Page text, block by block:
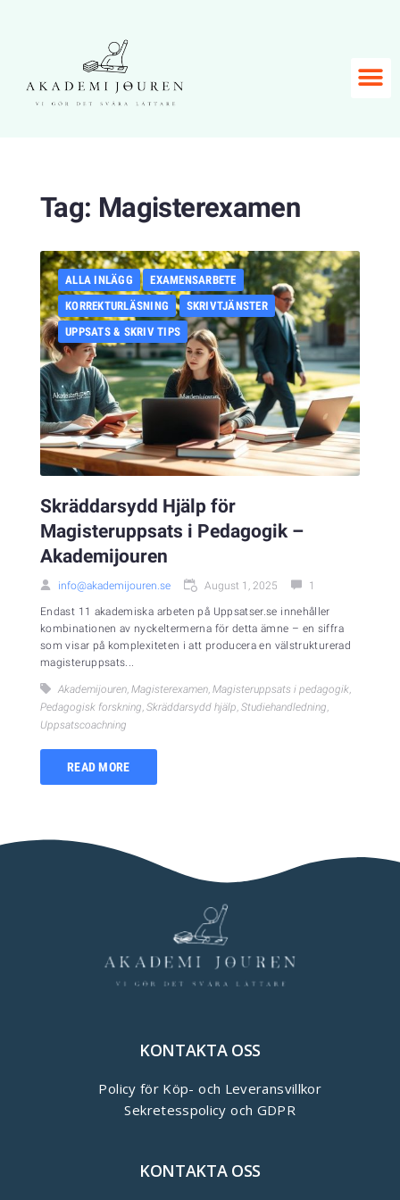
Tag: Magisterexamen
ALLA INLÄGG
EXAMENSARBETE
KORREKTURLÄSNING
SKRIVTJÄNSTER
UPPSATS & SKRIV TIPS
Skräddarsydd Hjälp för
Magisteruppsats i Pedagogik –
Akademijouren
info@akademijouren.se August 1, 2025 1
Endast 11 akademiska arbeten på Uppsatser.se innehåller
kombinationen av nyckeltermerna för detta ämne – en siffra
som visar på komplexiteten i att producera en välstrukturerad
magisteruppsats...
Akademijouren, Magisterexamen, Magisteruppsats i pedagogik,
Pedagogisk forskning, Skräddarsydd hjälp, Studiehandledning,
Uppsatscoachning
READ MORE
KONTAKTA OSS
Policy för Köp- och Leveransvillkor
Sekretesspolicy och GDPR
KONTAKTA OSS